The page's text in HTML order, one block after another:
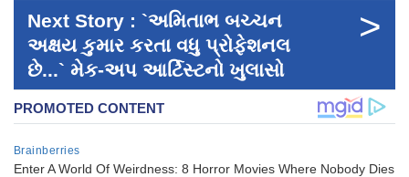
Next Story : `અમિતાભ બચ્ચન
અક્ષય કુમાર કરતા વધુ પ્રોફેશનલ
છે...` મેક-અપ આર્ટિસ્ટનો ખુલાસો
>